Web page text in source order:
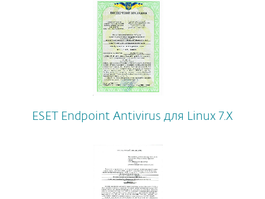
ESET Endpoint Antivirus для Linux 7.Х